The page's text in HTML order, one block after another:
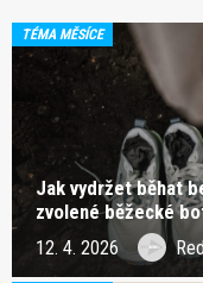
TÉMA MĚSÍCE
Jak vydržet běhat
zvolené běžecké
12. 4. 2026